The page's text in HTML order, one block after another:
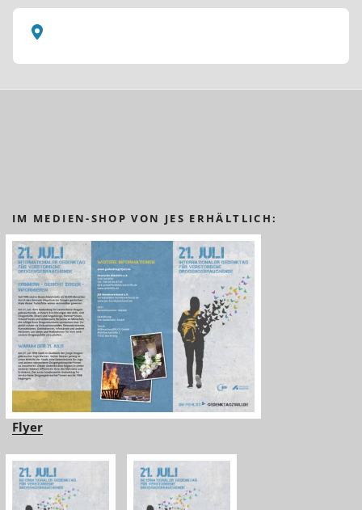
IM MEDIEN-SHOP VON JES ERHÄLTLICH:
Flyer